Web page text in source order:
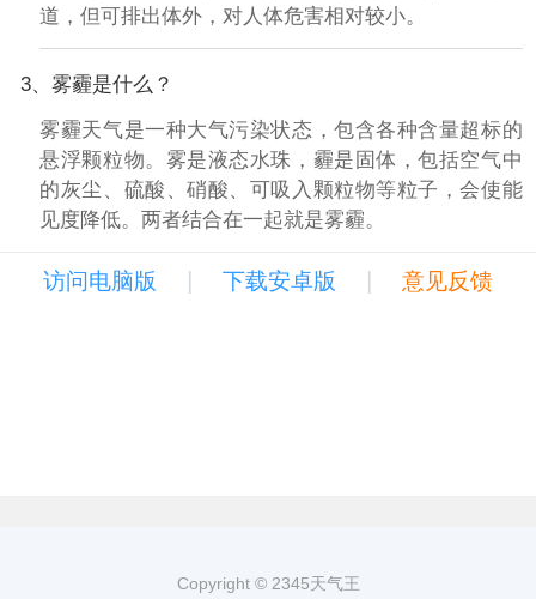
道，但可排出体外，对人体危害相对较小。
3、雾霾是什么？
雾霾天气是一种大气污染状态，包含各种含量超标的
悬浮颗粒物。雾是液态水珠，霾是固体，包括空气中
的灰尘、硫酸、硝酸、可吸入颗粒物等粒子，会使能
见度降低。两者结合在一起就是雾霾。
访问电脑版 | 下载安卓版 | 意见反馈
Copyright © 2345天气王